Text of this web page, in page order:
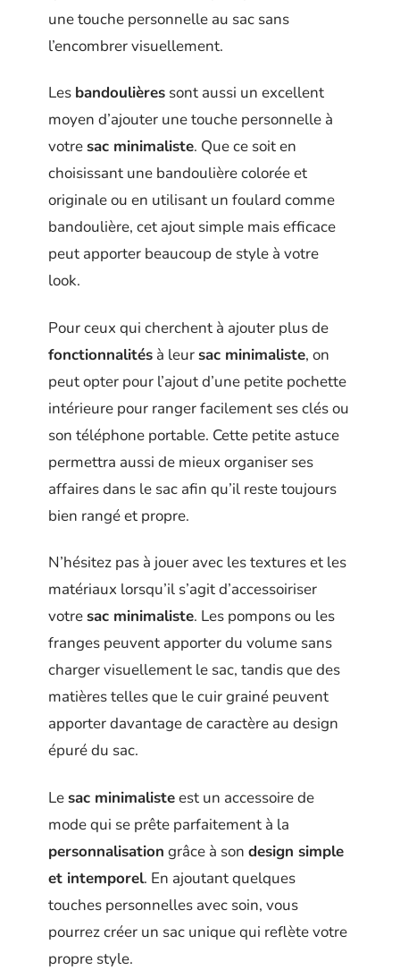
une touche personnelle au sac sans
l’encombrer visuellement.
Les bandoulières sont aussi un excellent
moyen d’ajouter une touche personnelle à
votresac minimaliste. Que ce soit en
choisissant une bandoulière colorée et
originale ou en utilisant un foulard comme
bandoulière, cet ajout simple mais efficace
peut apporter beaucoup de style à votre
look.
Pour ceux qui cherchent à ajouter plus de
fonctionnalités à leursac minimaliste, on
peut opter pour l’ajout d’une petite pochette
intérieure pour ranger facilement ses clés ou
son téléphone portable. Cette petite astuce
permettra aussi de mieux organiser ses
affaires dans le sac afin qu’il reste toujours
bien rangé et propre.
N’hésitez pas à jouer avec les textures et les
matériaux lorsqu’il s’agit d’accessoiriser
votresac minimaliste. Les pompons ou les
franges peuvent apporter du volume sans
charger visuellement le sac, tandis que des
matières telles que le cuir grainé peuvent
apporter davantage de caractère au design
épuré du sac.
Lesac minimalisteest un accessoire de
mode qui se prête parfaitement à la
personnalisation grâce à son design simple
et intemporel. En ajoutant quelques
touches personnelles avec soin, vous
pourrez créer un sac unique qui reflète votre
propre style.